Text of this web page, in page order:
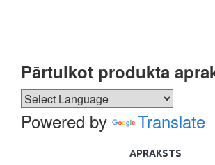
Pārtulkot produkta
Powered by Translate
APRAKSTS